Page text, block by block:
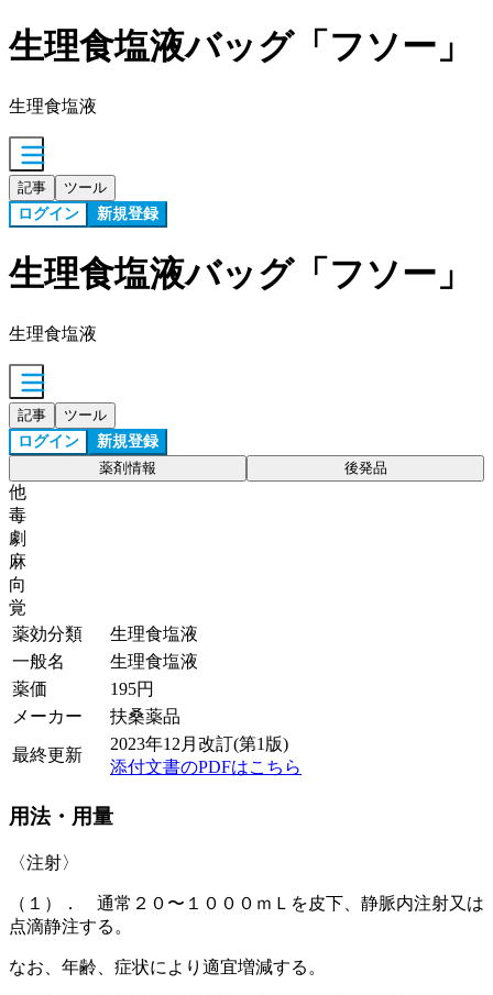
生理食塩液バッグ「フソー」
生理食塩液
記事 ツール
ログイン 新規登録
生理食塩液バッグ「フソー」
生理食塩液
記事 ツール
ログイン 新規登録
薬剤情報 後発品
他
毒
劇
麻
向
覚
薬効分類
生理食塩液
一般名
生理食塩液
薬価
195円
メーカー
扶桑薬品
最終更新
2023年12月改訂(第1版)
添付文書のPDFはこちら
用法・用量
〈注射〉
（１）． 通常２０〜１０００ｍＬを皮下、静脈内注射又は
点滴静注する。
なお、年齢、症状により適宜増減する。